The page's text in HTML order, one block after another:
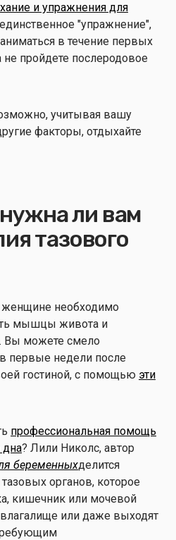
и упражнения для
"упражнение",
в течение первых
пройдете послеродовое
учитывая вашу
факторы, отдыхайте
ли вам
тазового
необходимо
мышцы живота и
Вы можете смело
в первые недели после
гостиной, с помощью эти
профессиональная помощь
дна? Лили Николс, автор
беременныхделится
органов, которое
кишечник или мочевой
или даже выходят